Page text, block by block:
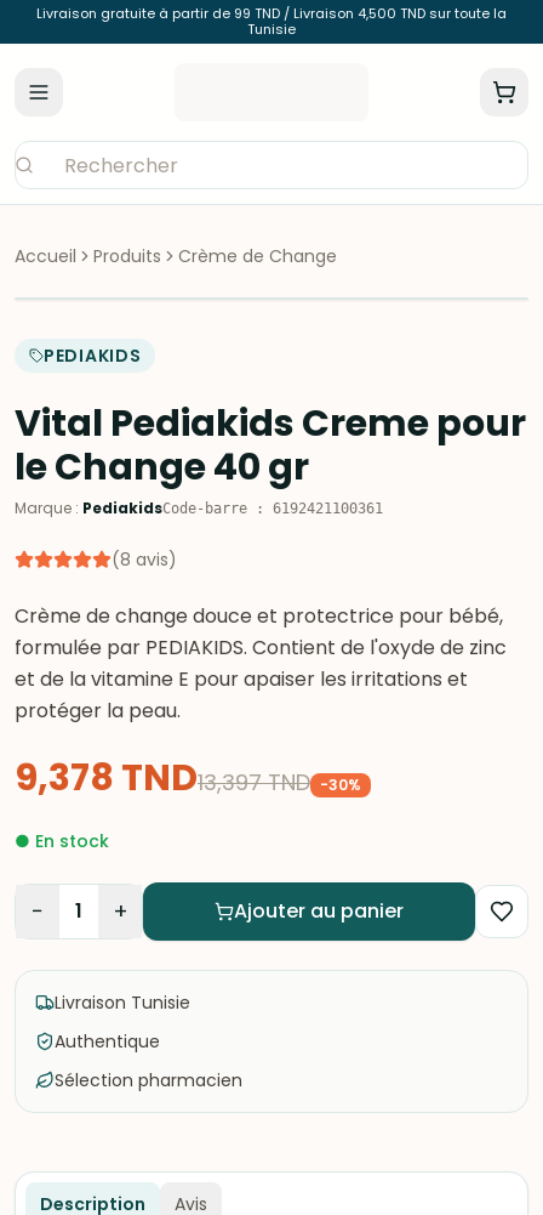
Livraison gratuite à partir de 99 TND / Livraison 4,500 TND sur toute la
Tunisie
Accueil Produits Crème de Change
PEDIAKIDS
Vital Pediakids Creme pour
le Change 40 gr
Marque : PediakidsCode-barre : 6192421100361
(8 avis)
Crème de change douce et protectrice pour bébé,
formulée par PEDIAKIDS. Contient de l'oxyde de zinc
et de la vitamine E pour apaiser les irritations et
protéger la peau.
9,378TND13,397 TND -30%
● En stock
− 1 + Ajouter au panier
Livraison Tunisie
Authentique
Sélection pharmacien
Description Avis